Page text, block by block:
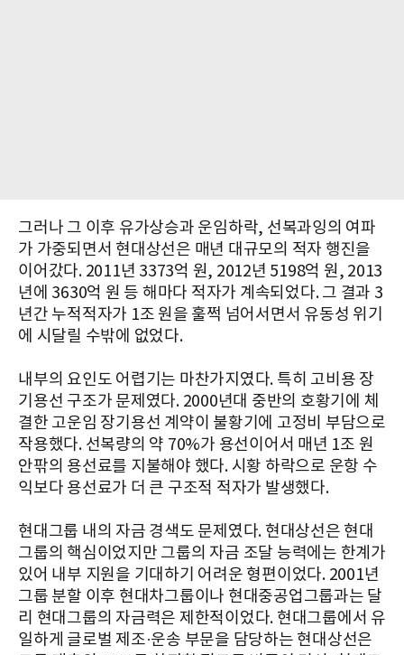
그러나 그 이후 유가상승과 운임하락, 선복과잉의 여파
가 가중되면서 현대상선은 매년 대규모의 적자 행진을
이어갔다. 2011년 3373억 원, 2012년 5198억 원, 2013
년에 3630억 원 등 해마다 적자가 계속되었다. 그 결과 3
년간 누적적자가 1조 원을 훌쩍 넘어서면서 유동성 위기
에 시달릴 수밖에 없었다.
내부의 요인도 어렵기는 마찬가지였다. 특히 고비용 장
기용선 구조가 문제였다. 2000년대 중반의 호황기에 체
결한 고운임 장기용선 계약이 불황기에 고정비 부담으로
작용했다. 선복량의 약 70%가 용선이어서 매년 1조 원
안팎의 용선료를 지불해야 했다. 시황 하락으로 운항 수
익보다 용선료가 더 큰 구조적 적자가 발생했다.
현대그룹 내의 자금 경색도 문제였다. 현대상선은 현대
그룹의 핵심이었지만 그룹의 자금 조달 능력에는 한계가
있어 내부 지원을 기대하기 어려운 형편이었다. 2001년
그룹 분할 이후 현대차그룹이나 현대중공업그룹과는 달
리 현대그룹의 자금력은 제한적이었다. 현대그룹에서 유
일하게 글로벌 제조·운송 부문을 담당하는 현대상선은